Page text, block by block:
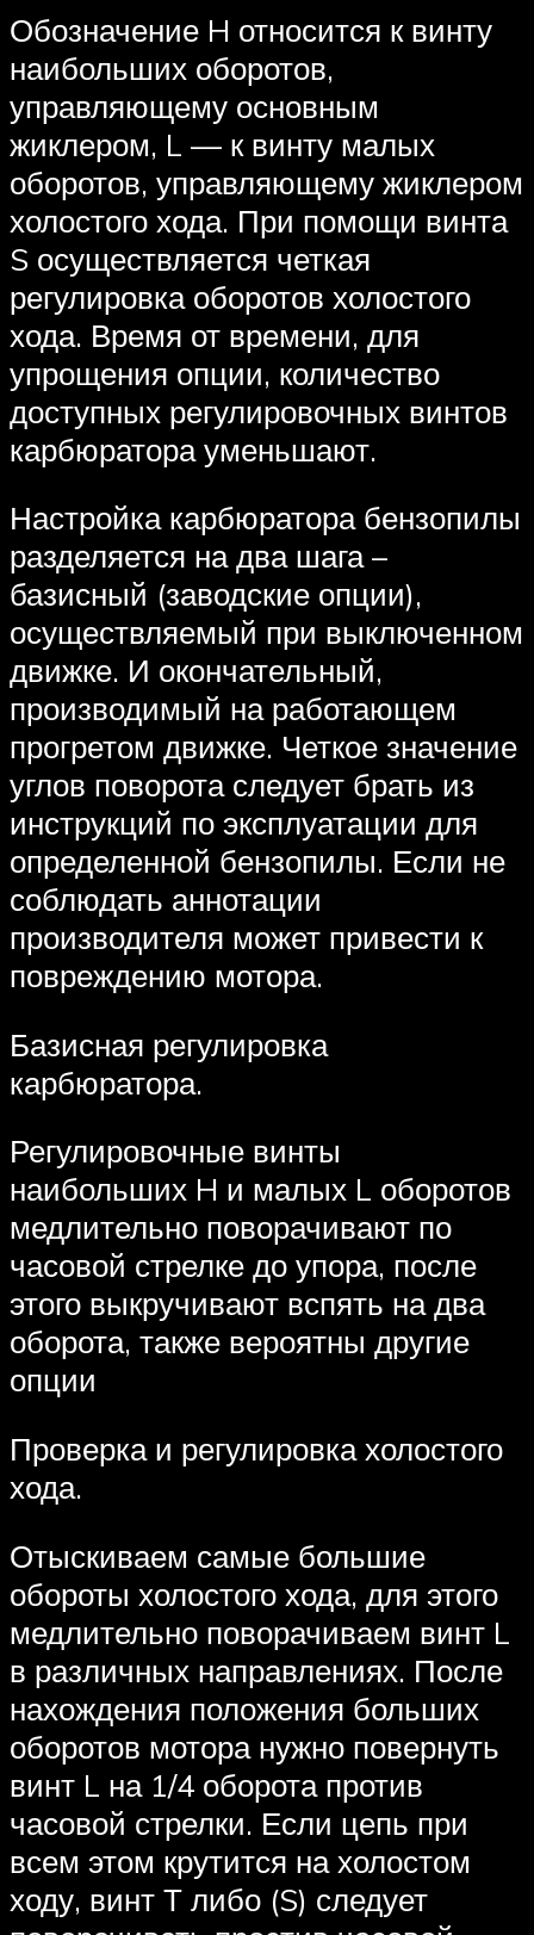
Обозначение H относится к винту
наибольших оборотов,
управляющему основным
жиклером, L — к винту малых
оборотов, управляющему жиклером
холостого хода. При помощи винта
S осуществляется четкая
регулировка оборотов холостого
хода. Время от времени, для
упрощения опции, количество
доступных регулировочных винтов
карбюратора уменьшают.
Настройка карбюратора бензопилы
разделяется на два шага –
базисный (заводские опции),
осуществляемый при выключенном
движке. И окончательный,
производимый на работающем
прогретом движке. Четкое значение
углов поворота следует брать из
инструкций по эксплуатации для
определенной бензопилы. Если не
соблюдать аннотации
производителя может привести к
повреждению мотора.
Базисная регулировка
карбюратора.
Регулировочные винты
наибольших H и малых L оборотов
медлительно поворачивают по
часовой стрелке до упора, после
этого выкручивают вспять на два
оборота, также вероятны другие
опции
Проверка и регулировка холостого
хода.
Отыскиваем самые большие
обороты холостого хода, для этого
медлительно поворачиваем винт L
в различных направлениях. После
нахождения положения больших
оборотов мотора нужно повернуть
винт L на 1/4 оборота против
часовой стрелки. Если цепь при
всем этом крутится на холостом
ходу, винт Т либо (S) следует